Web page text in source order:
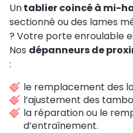
Untablier coincé à mi-
sectionné ou des lames
? Votre porte enroulable
Nos dépanneurs de
:
le remplacement des
l’ajustement des
la réparation ou le
d’entraînement.